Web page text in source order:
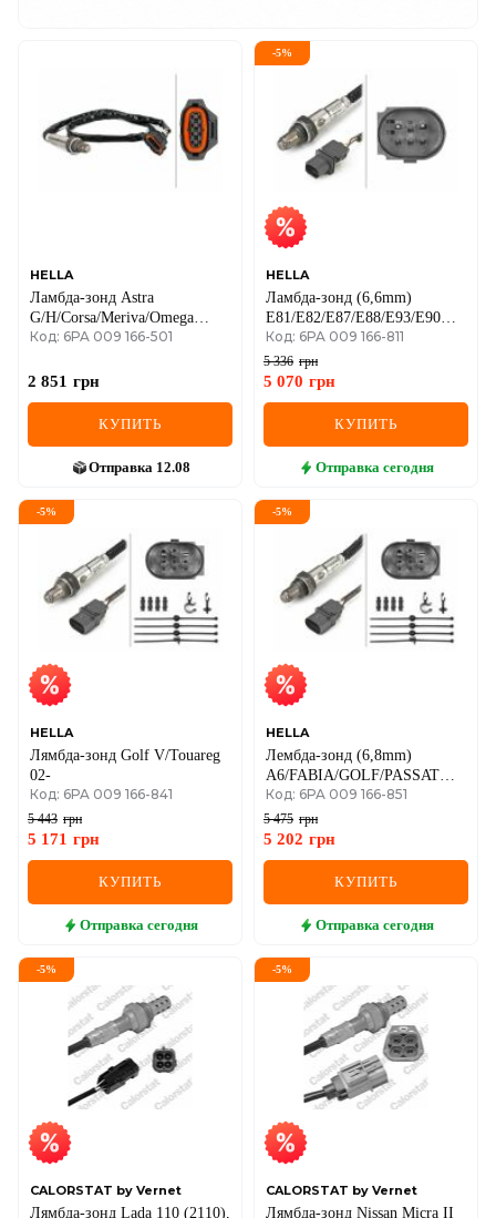
HELLA
Ламбда-зонд Astra
G/H/Corsa/Meriva/Omega
B/Vectra B/C/ 1.2-3.2 99-
Код: 6PA 009 166-501
2 851 грн
КУПИТЬ
Отправка 12.08
-5%
HELLA
Ламбда-зонд (6,6mm)
E81/E82/E87/E88/E93/E90
1.6-6.2 00-
Код: 6PA 009 166-811
5 336 грн
5 070 грн
КУПИТЬ
Отправка сегодня
-5%
HELLA
Лямбда-зонд Golf V/Touareg
02-
Код: 6PA 009 166-841
5 443 грн
5 171 грн
КУПИТЬ
Отправка сегодня
-5%
HELLA
Лембда-зонд (6,8mm)
A6/FABIA/GOLF/PASSAT
1.2-5.2 00-15
Код: 6PA 009 166-851
5 475 грн
5 202 грн
КУПИТЬ
Отправка сегодня
-5%
CALORSTAT by Vernet
Лямбда-зонд Lada 110 (2110),
-5%
CALORSTAT by Vernet
Лямбда-зонд Nissan Micra II